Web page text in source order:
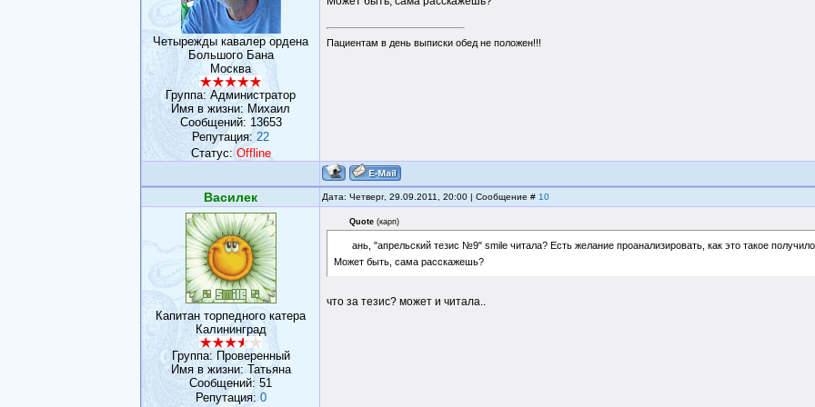
Четырежды кавалер ордена
Большого Бана
Москва
Группа: Администратор
Имя в жизни: Михаил
Сообщений: 13653
Репутация: 22
Статус: Offline
Пациентам в день выписки обед не положен!!!
Василек Дата: Четверг, 29.09.2011, 20:00 | Сообщение # 10
Капитан торпедного катера
Калининград
Группа: Проверенный
Имя в жизни: Татьяна
Сообщений: 51
Репутация: 0
Quote (карп)
ань, "апрельский тезис №9" smile читала? Есть желание проанализировать, как это такое
Может быть, сама расскажешь?
что за тезис? может и читала..